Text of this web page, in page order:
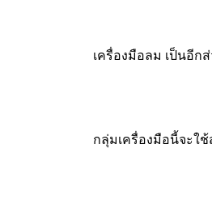
เครื่องมือลม เป็นอีก
กลุ่มเครื่องมือนี้จะใ